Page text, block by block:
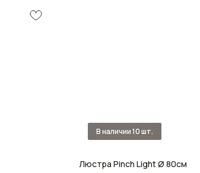
Люстра Pinch Light Ø 80см